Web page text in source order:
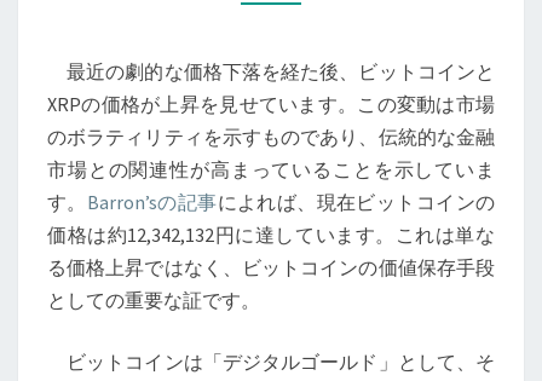
の
価
格
上
昇
が
示
最近の劇的な価格下落を経た後、ビットコインと
XRPの価格が上昇を見せています。この変動は市場
のボラティリティを示すものであり、伝統的な金融
市場との関連性が高まっていることを示していま
す。 Barron’sの記事によれば、現在ビットコインの
価格は約12,342,132円に達しています。これは単な
る価格上昇ではなく、ビットコインの価値保存手段
としての重要な証です。
ビットコインは「デジタルゴールド」として、そ